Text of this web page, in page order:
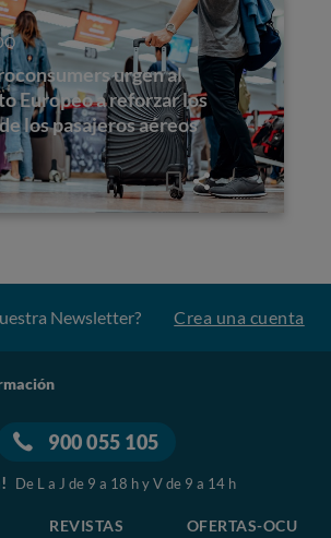
urgen al
Europeo a reforzar los
los pasajeros aéreos
Newsletter? Crea una cuenta
900 055 105
De L a J de 9 a 18 h y V de 9 a 14 h
REVISTAS OFERTAS-OCU